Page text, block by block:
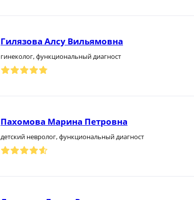
Гилязова Алсу Вильямовна
гинеколог, функциональный диагност
Пахомова Марина Петровна
детский невролог, функциональный диагност